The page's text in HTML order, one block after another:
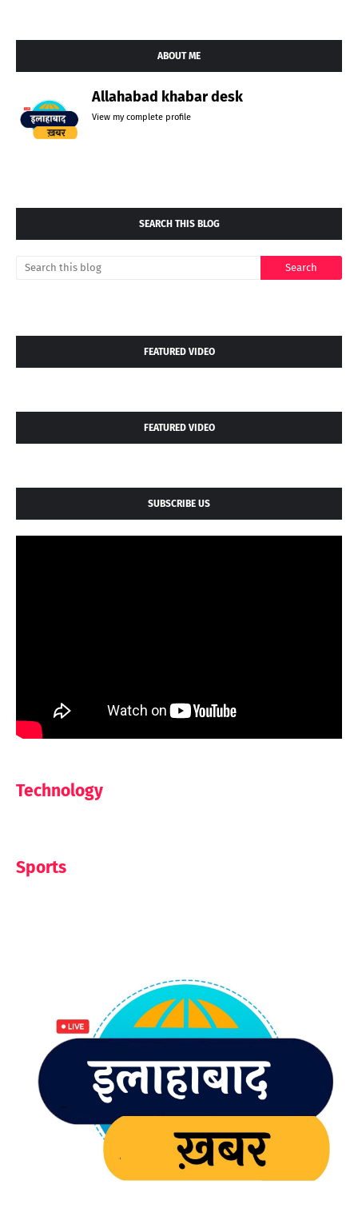
ABOUT ME
Allahabad khabar desk
View my complete profile
SEARCH THIS BLOG
FEATURED VIDEO
FEATURED VIDEO
SUBSCRIBE US
Technology
Sports